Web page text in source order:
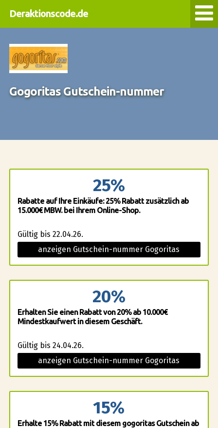
Deraktionscode.de
Gogoritas Gutschein-nummer
25%
Rabatte auf Ihre Einkäufe: 25% Rabatt zusätzlich ab
15.000€ MBW. bei Ihrem Online-Shop.
Gültig bis 22.04.26.
anzeigen Gutschein-nummer Gogoritas
20%
Erhalten Sie einen Rabatt von 20% ab 10.000€
Mindestkaufwert in diesem Geschäft.
Gültig bis 24.04.26.
anzeigen Gutschein-nummer Gogoritas
15%
Erhalte 15% Rabatt mit diesem gogoritas Gutschein ab